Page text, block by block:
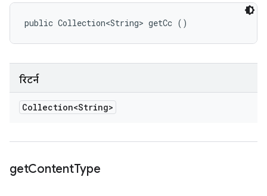
public Collection<String> getCc ()
रिटर्न
Collection<String>
getContentType